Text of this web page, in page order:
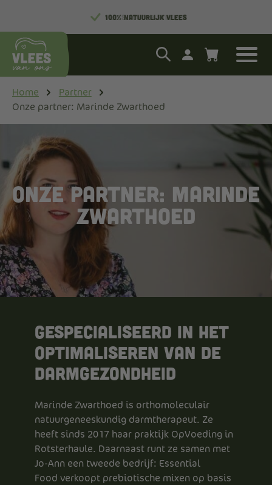
VLEES ZONDER STREKEN
100% NATUURLIJK VLEES
Home
Partner
Onze partner: Marinde Zwarthoed
Onze partner: Marinde
Zwarthoed
Gespecialiseerd in het
optimaliseren van de
darmgezondheid
Marinde Zwarthoed is orthomoleculair
natuurgeneeskundig darmtherapeut. Ze
heeft sinds 2017 haar praktijk OpVoeding in
Rotsterhaule. Daarnaast runt ze samen met
Jo-Ann een tweede bedrijf: Essential
Food verkoopt prebiotische mixen op basis